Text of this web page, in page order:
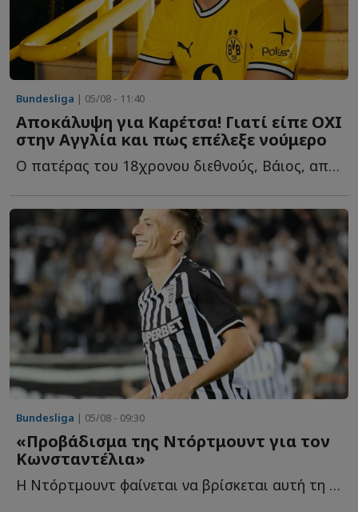
Bundesliga | 05/08 - 11:40
Αποκάλυψη για Καρέτσα! Γιατί είπε ΟΧΙ
στην Αγγλία και πως επέλεξε νούμερο
Ο πατέρας του 18χρονου διεθνούς, Βάιος, αποκαλύπτει τ...
Bundesliga | 05/08 - 09:30
«Προβάδισμα της Ντόρτμουντ για τον
Κωνσταντέλια»
Η Ντόρτμουντ φαίνεται να βρίσκεται αυτή τη στιγμή στην π...